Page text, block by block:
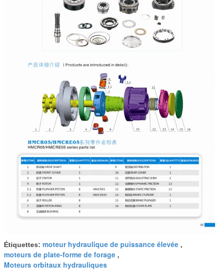
Étiquettes: moteur hydraulique de puissance élevée ,
moteurs de plate-forme de forage ,
Moteurs orbitaux hydrauliques